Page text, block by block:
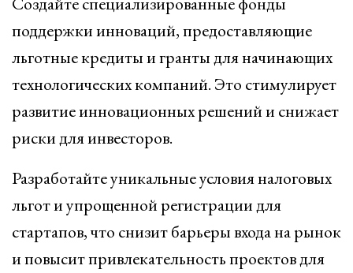
поддержки инноваций, предоставляющие
льготные кредиты и гранты для начинающих
технологических компаний. Это стимулирует
развитие инновационных решений и снижает
риски для инвесторов.
Разработайте уникальные условия налоговых
льгот и упрощенной регистрации для
стартапов, что снизит барьеры входа на рынок
и повысит привлекательность проектов для